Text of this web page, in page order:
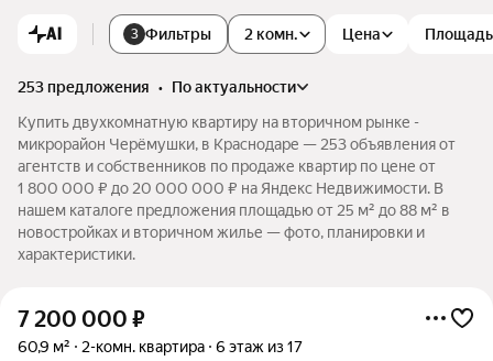
AI 3 Фильтры 2 комн. Цена Площадь
253 предложения •
по актуальности
Купить двухкомнатную квартиру на вторичном рынке -
микрорайон Черёмушки, в Краснодаре — 253 объявления от
агентств и собственников по продаже квартир по цене от
1 800 000 ₽ до 20 000 000 ₽ на Яндекс Недвижимости. В
нашем каталоге предложения площадью от 25 м² до 88 м² в
новостройках и вторичном жилье — фото, планировки и
характеристики.
7 200 000 ₽
60,9 м² 2-комн. квартира 6 этаж из 17